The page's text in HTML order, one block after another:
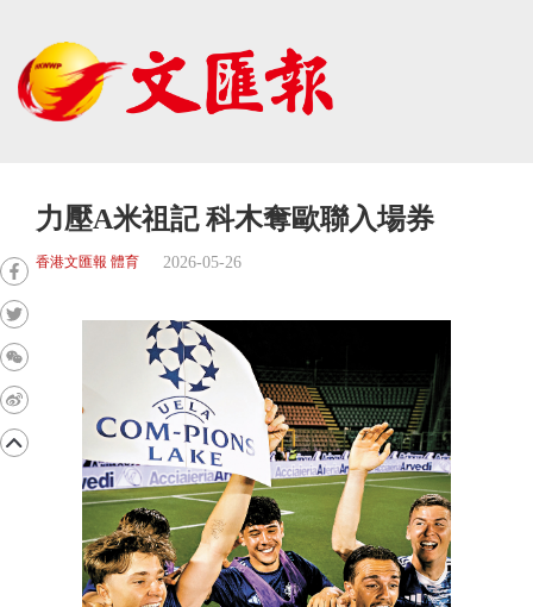
力壓A米祖記 科木奪歐聯入場券
香港文匯報 體育 2026-05-26